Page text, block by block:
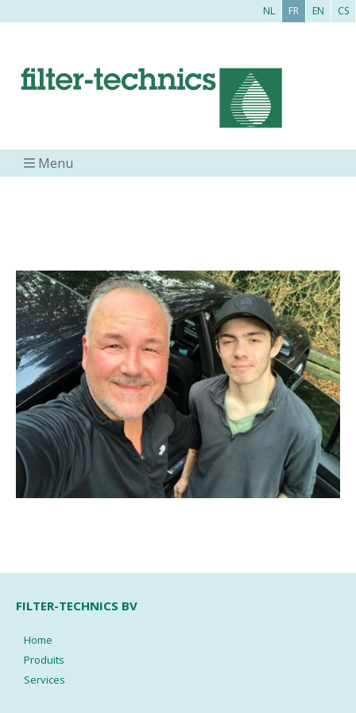
NL FR EN CS
Menu
FILTER-TECHNICS BV
Home
Produits
Services